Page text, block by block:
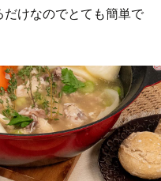
けなのでとても簡単で